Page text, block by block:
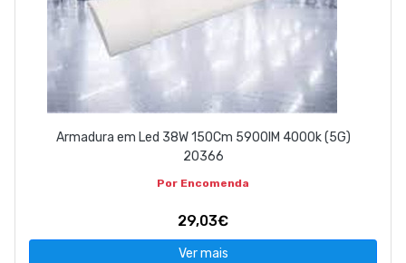
Armadura em Led 38W 150Cm 5900lM 4000k (5G)
20366
Por Encomenda
29,03€
Ver mais